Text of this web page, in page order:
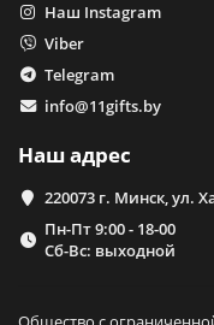
Наш Instagram
Viber
Telegram
info@11gifts.by
Наш адрес
220073 г. Минск, ул.
Пн-Пт 9:00 - 18-00
Сб-Вс: выходной